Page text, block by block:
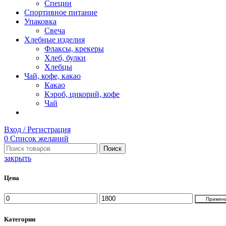
Специи
Спортивное питание
Упаковка
Свеча
Хлебные изделия
Флаксы, крекеры
Хлеб, булки
Хлебцы
Чай, кофе, какао
Какао
Кэроб, цикорий, кофе
Чай
Вход / Регистрация
0 Список желаний
Поиск
закрыть
Цена
Минимальная
цена
Максимальная
цена
Категории